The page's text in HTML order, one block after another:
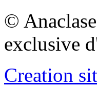
©
exclusive
Creation